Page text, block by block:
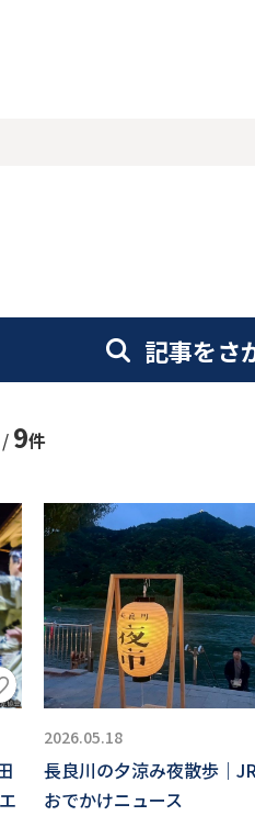
記事をさ
9件
2026.05.18
長良川の夕涼み夜散歩｜
おでかけニュース